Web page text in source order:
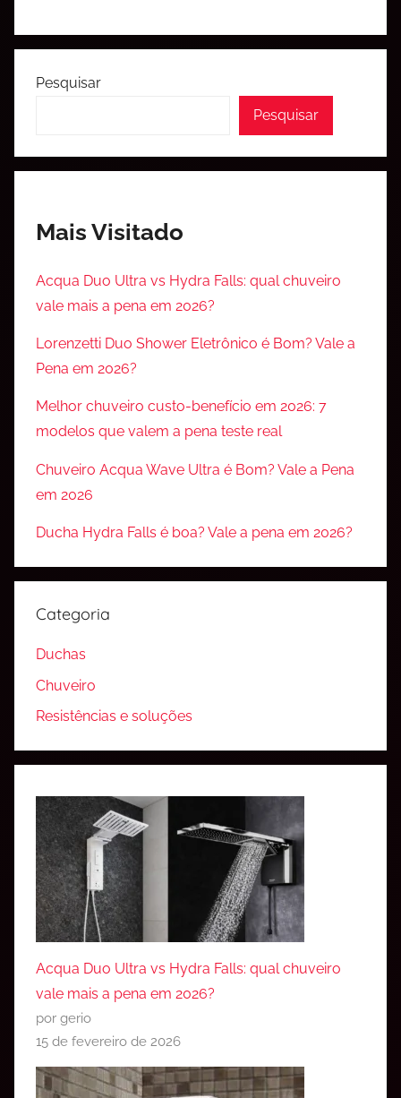
Pesquisar
Pesquisar
Mais Visitado
Acqua Duo Ultra vs Hydra Falls: qual chuveiro
vale mais a pena em 2026?
Lorenzetti Duo Shower Eletrônico é Bom? Vale a
Pena em 2026?
Melhor chuveiro custo-benefício em 2026: 7
modelos que valem a pena teste real
Chuveiro Acqua Wave Ultra é Bom? Vale a Pena
em 2026
Ducha Hydra Falls é boa? Vale a pena em 2026?
Categoria
Duchas
Chuveiro
Resistências e soluções
Acqua Duo Ultra vs Hydra Falls: qual chuveiro
vale mais a pena em 2026?
por gerio
15 de fevereiro de 2026